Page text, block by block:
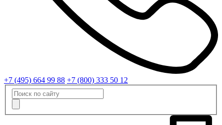
+7 (495) 664 99 88 +7 (800) 333 50 12